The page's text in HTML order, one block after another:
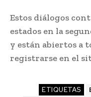
Estos diálogos
estados en la
y están abiertos a
registrarse en el
ETIQUETAS